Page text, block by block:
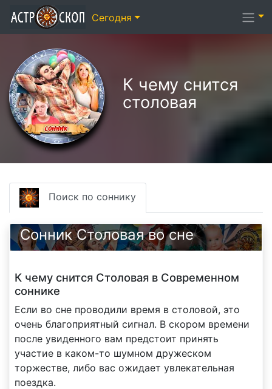
К чему снится
столовая
Поиск по соннику
Сонник Столовая во сне
К чему снится Столовая в Современном
соннике
Если во сне проводили время в столовой, это
очень благоприятный сигнал. В скором времени
после увиденного вам предстоит принять
участие в каком-то шумном дружеском
торжестве, либо вас ожидает увлекательная
поездка.
Сегодня